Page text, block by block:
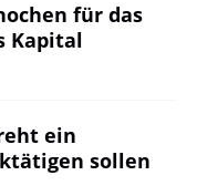
für das
Kapital
ein
sollen